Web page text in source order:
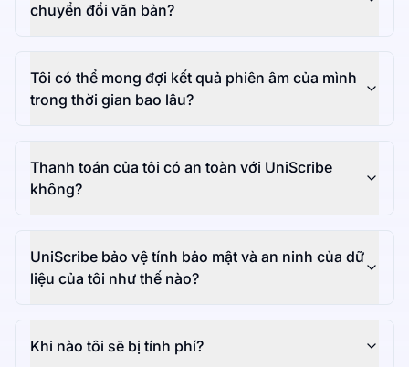
chuyển đổi văn bản?
Tôi có thể mong đợi kết quả phiên âm của mình
trong thời gian bao lâu?
Thanh toán của tôi có an toàn với UniScribe
không?
UniScribe bảo vệ tính bảo mật và an ninh của dữ
liệu của tôi như thế nào?
Khi nào tôi sẽ bị tính phí?